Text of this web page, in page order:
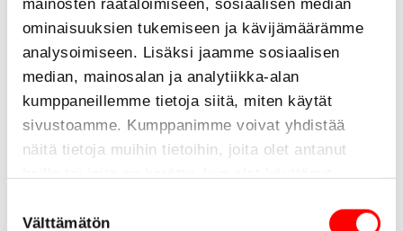
mainosten räätälöimiseen, sosiaalisen median
ominaisuuksien tukemiseen ja kävijämäärämme
analysoimiseen. Lisäksi jaamme sosiaalisen
median, mainosalan ja analytiikka-alan
kumppaneillemme tietoja siitä, miten käytät
sivustoamme. Kumppanimme voivat yhdistää
näitä tietoja muihin tietoihin, joita olet antanut
heille tai joita on kerätty, kun olet käyttänyt
valinta
Välttämätön
Edut
lavalta.